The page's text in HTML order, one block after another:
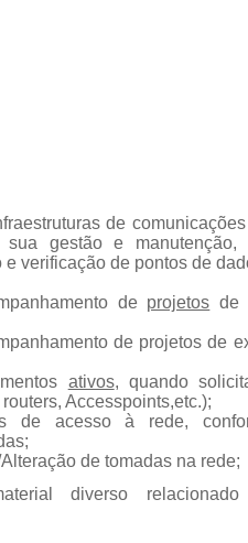
de
gestão e manutenção,
verificação de pontos de
de projetos de
de projetos de
ativos, quando
Accesspoints,etc.);
de acesso à rede,
de tomadas na rede;
diverso